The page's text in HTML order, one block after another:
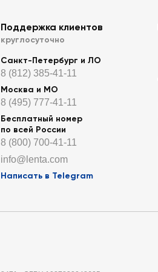
Поддержка клиентов
круглосуточно
Санкт-Петербург и ЛО
8 (812) 385-41-11
Москва и МО
8 (495) 777-41-11
Бесплатный номер
по всей России
8 (800) 700-41-11
info@lenta.com
Написать в Telegram